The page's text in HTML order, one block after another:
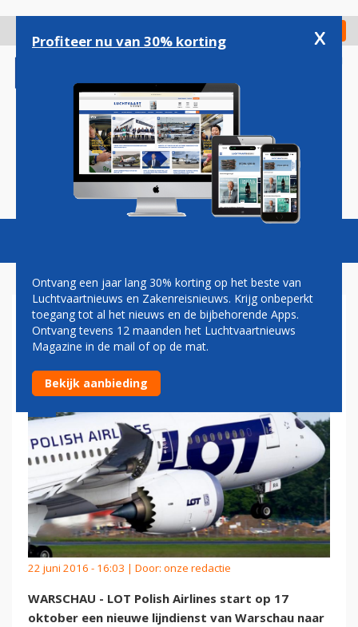
gaan
Check in
Magazine Podcasts Vacatures
LOT POLISH AIRLINES VANAF
OKTOBER NAAR SEOUL
22 juni 2016 - 16:03 | Door: onze redactie
WARSCHAU - LOT Polish Airlines start op 17
oktober een nieuwe lijndienst van Warschau naar
Profiteer nu van 30% korting x
Ontvang een jaar lang 30% korting op het beste van
Luchtvaartnieuws en Zakenreisnieuws. Krijg onbeperkt
toegang tot al het nieuws en de bijbehorende Apps.
Ontvang tevens 12 maanden het Luchtvaartnieuws
Magazine in de mail of op de mat.
Bekijk aanbieding